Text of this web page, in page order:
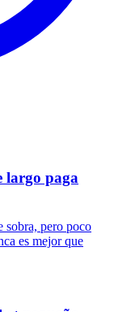
largo paga
sobra, pero poco
es mejor que